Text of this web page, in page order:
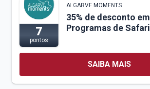
7
pontos
ALGARVE MOMENTS
35% de desconto em
Programas de Safari
SAIBA MAIS